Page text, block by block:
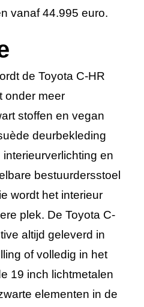
vanaf 44.995 euro.
de Toyota C-HR
onder meer
stoffen en vegan
deurbekleding
en
bestuurdersstoel
wordt het interieur
plek. De Toyota C-
altijd geleverd in
of volledig in het
19 inch lichtmetalen
elementen in de